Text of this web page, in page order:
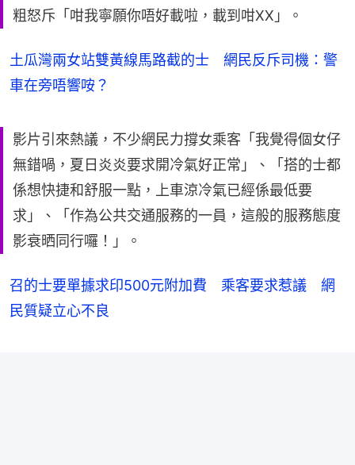
粗怒斥「咁我寧願你唔好載啦，載到咁XX」。
土瓜灣兩女站雙黃線馬路截的士 網民反斥司機：警
車在旁唔響咹？
影片引來熱議，不少網民力撐女乘客「我覺得個女仔
無錯喎，夏日炎炎要求開冷氣好正常」、「搭的士都
係想快捷和舒服一點，上車涼冷氣已經係最低要
求」、「作為公共交通服務的一員，這般的服務態度
影衰晒同行囉！」。
召的士要單據求印500元附加費 乘客要求惹議 網
民質疑立心不良